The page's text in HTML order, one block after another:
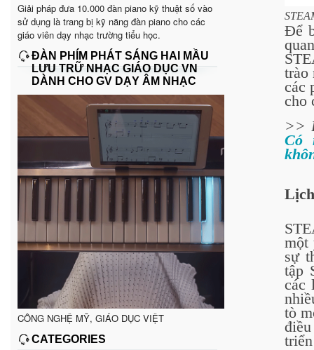
Giải pháp đưa 10.000 đàn piano kỹ thuật số vào
sử dụng là trang bị kỹ năng đàn piano cho các
giáo viên dạy nhạc trường tiểu học.
ĐÀN PHÍM PHÁT SÁNG HAI MẦU
LƯU TRỮ NHẠC GIÁO DỤC VN
DÀNH CHO GV DẠY ÂM NHẠC
CÔNG NGHỆ MỸ, GIÁO DỤC VIỆT
CATEGORIES
Để
trào
các
cho
>>
Có
một
sự
tập
các
tò